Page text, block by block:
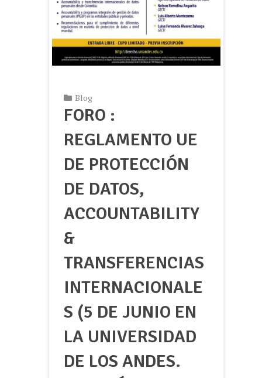
Blog
FORO :
REGLAMENTO UE
DE PROTECCIÓN
DE DATOS,
ACCOUNTABILITY
&
TRANSFERENCIAS
INTERNACIONALE
S (5 DE JUNIO EN
LA UNIVERSIDAD
DE LOS ANDES.